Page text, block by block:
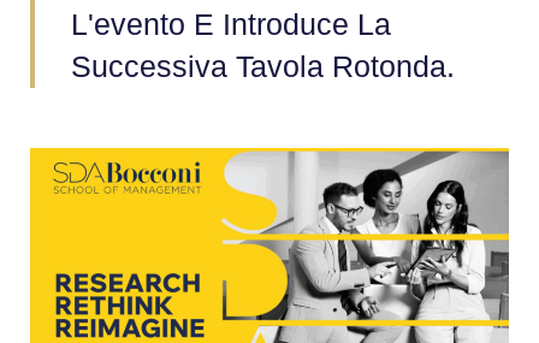
L'evento E Introduce La
Successiva Tavola Rotonda.